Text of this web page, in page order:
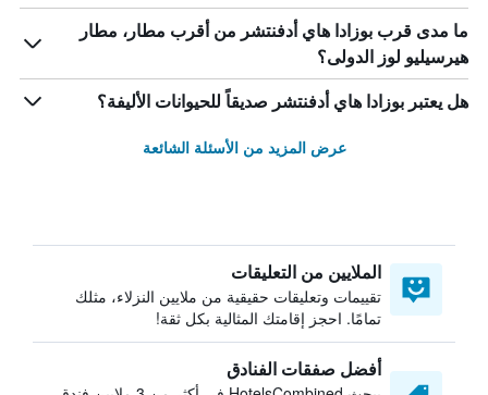
ما مدى قرب بوزادا هاي أدفنتشر من أقرب مطار، مطار
هيرسيليو لوز الدولى؟
هل يعتبر بوزادا هاي أدفنتشر صديقاً للحيوانات الأليفة؟
عرض المزيد من الأسئلة الشائعة
الملايين من التعليقات
تقييمات وتعليقات حقيقية من ملايين النزلاء، مثلك
تمامًا. احجز إقامتك المثالية بكل ثقة!
أفضل صفقات الفنادق